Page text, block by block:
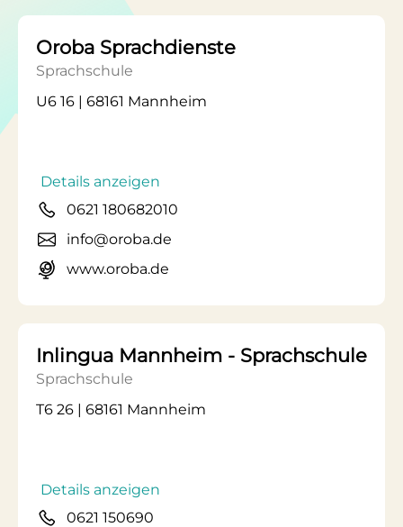
Oroba Sprachdienste
Sprachschule
U6 16 | 68161 Mannheim
Details anzeigen
0621 180682010
info@oroba.de
www.oroba.de
Inlingua Mannheim - Sprachschule
Sprachschule
T6 26 | 68161 Mannheim
Details anzeigen
0621 150690